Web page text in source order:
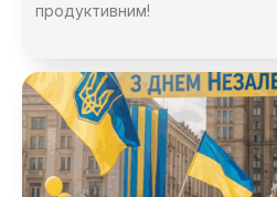
продуктивним!